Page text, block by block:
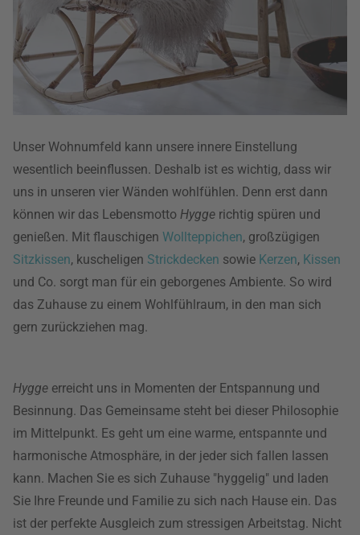
Unser Wohnumfeld kann unsere innere Einstellung
wesentlich beeinflussen. Deshalb ist es wichtig, dass wir
uns in unseren vier Wänden wohlfühlen. Denn erst dann
können wir das Lebensmotto Hygge richtig spüren und
genießen. Mit flauschigen Wollteppichen, großzügigen
Sitzkissen, kuscheligen Strickdecken sowie Kerzen, Kissen
und Co. sorgt man für ein geborgenes Ambiente. So wird
das Zuhause zu einem Wohlfühlraum, in den man sich
gern zurückziehen mag.
Hygge erreicht uns in Momenten der Entspannung und
Besinnung. Das Gemeinsame steht bei dieser Philosophie
im Mittelpunkt. Es geht um eine warme, entspannte und
harmonische Atmosphäre, in der jeder sich fallen lassen
kann. Machen Sie es sich Zuhause "hyggelig" und laden
Sie Ihre Freunde und Familie zu sich nach Hause ein. Das
ist der perfekte Ausgleich zum stressigen Arbeitstag. Nicht